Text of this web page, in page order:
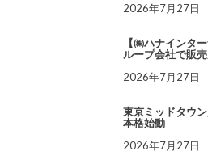
2026年7月27日
【㈱ハナインタ
ループ会社で販
2026年7月27日
東京ミッドタウ
本格始動
2026年7月27日